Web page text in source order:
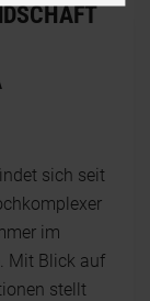
sich seit
im
Mit Blick auf
stellt